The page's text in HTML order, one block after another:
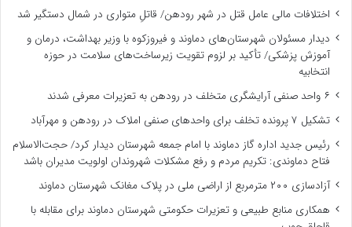
اختلافات مالی عامل قتل در شهر رودهن/ قاتلِ متواری در شمال دستگیر شد
دیدار مسئولان شهرستان‌های دماوند و فیروزکوه با وزیر بهداشت، درمان و
آموزش پزشکی/ تأکید بر لزوم تقویت زیرساخت‌های سلامت در حوزه
انتخابیه
۶ واحد صنفی آرایشگری متخلف در رودهن به تعزیرات معرفی شدند
تشکیل ۷ پرونده تخلف برای واحدهای صنفی املاک در رودهن و مهرآباد
رئیس جدید اداره گاز دماوند با امام جمعه شهرستان دیدار کرد/ حجت‌الاسلام
فتاح دماوندی: تکریم مردم و رفع مشکلات شهروندان اولویت مدیران باشد
آزادسازی ۲۰۰ مترمربع از اراضی ملی در پلاک مغانک شهرستان دماوند
همکاری منابع طبیعی و تعزیرات حکومتی شهرستان دماوند برای مقابله با